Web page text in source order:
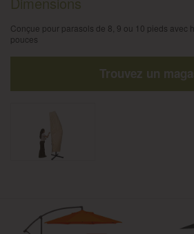
Conçue pour parasols de 8, 9 ou 10 pieds avec
pouces
Trouvez un